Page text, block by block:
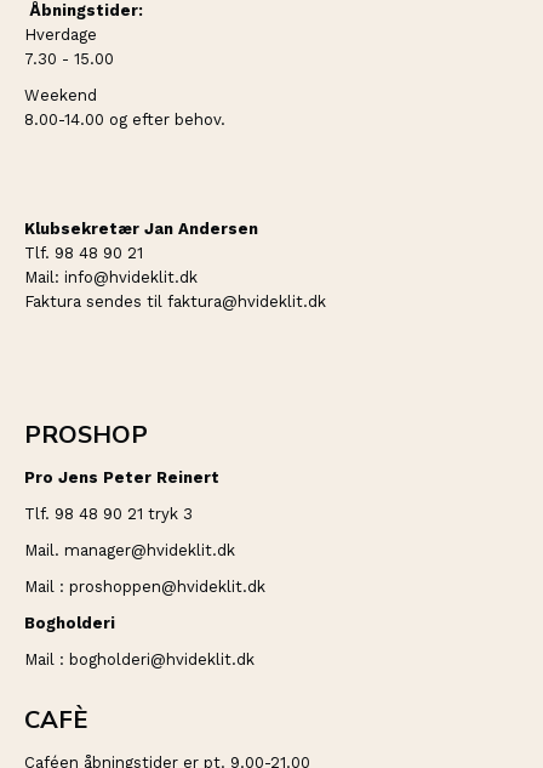
Åbningstider:
Hverdage
7.30 - 15.00
Weekend
8.00-14.00 og efter behov.
Klubsekretær Jan Andersen
Tlf. 98 48 90 21
Mail: info@hvideklit.dk
Faktura sendes til faktura@hvideklit.dk
PROSHOP
Pro Jens Peter Reinert
Tlf. 98 48 90 21 tryk 3
Mail. manager@hvideklit.dk
Mail : proshoppen@hvideklit.dk
Bogholderi
Mail : bogholderi@hvideklit.dk
CAFÈ
Caféen åbningstider er pt. 9.00-21.00